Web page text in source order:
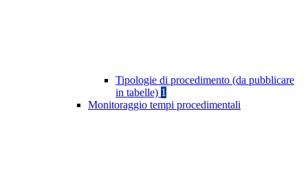
Tipologie di procedimento (da pubblicare
in tabelle) 1
Monitoraggio tempi procedimentali